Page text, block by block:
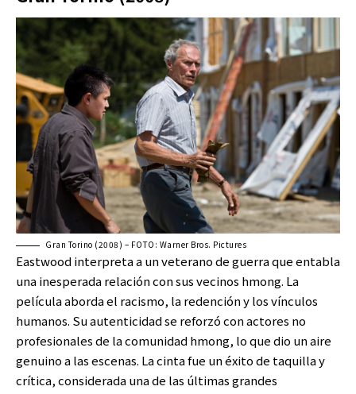
Gran Torino (2008) – FOTO: Warner Bros. Pictures
Eastwood interpreta a un veterano de guerra que entabla
una inesperada relación con sus vecinos hmong. La
película aborda el racismo, la redención y los vínculos
humanos. Su autenticidad se reforzó con actores no
profesionales de la comunidad hmong, lo que dio un aire
genuino a las escenas. La cinta fue un éxito de taquilla y
crítica, considerada una de las últimas grandes